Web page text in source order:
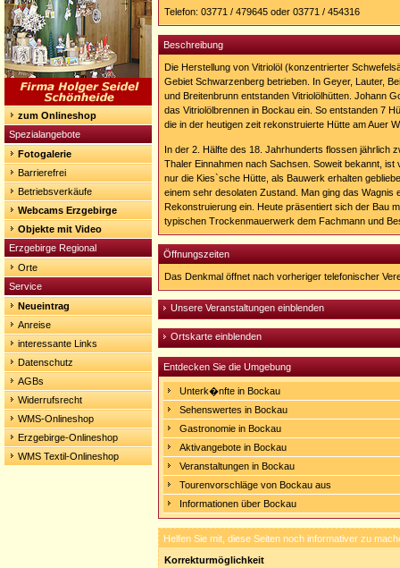
zum Onlineshop
Spezialangebote
Fotogalerie
Barrierefrei
Betriebsverkäufe
Webcams Erzgebirge
Objekte mit Video
Erzgebirge Regional
Orte
Service
Neueintrag
Anreise
interessante Links
Datenschutz
AGBs
Widerrufsrecht
WMS-Onlineshop
Erzgebirge-Onlineshop
WMS Textil-Onlineshop
http://www.bockau.de/index.php?
id=567
Telefon: 03771 / 479645 oder 03771 / 454316
Beschreibung
Die Herstellung von Vitriolöl (konzentrierter
Gebiet Schwarzenberg betrieben. In Geyer, Lauter,
und Breitenbrunn entstanden Vitriolölhütten. Johann
das Vitriolölbrennen in Bockau ein. So entstanden 7
die in der heutigen zeit rekonstruierte Hütte am Auer
In der 2. Hälfte des 18. Jahrhunderts flossen jährlich
Thaler Einnahmen nach Sachsen. Soweit bekannt, ist
nur die Kies`sche Hütte, als Bauwerk erhalten
einem sehr desolaten Zustand. Man ging das Wagnis
Rekonstruierung ein. Heute präsentiert sich der Bau
typischen Trockenmauerwerk dem Fachmann und
Öffnungszeiten
Das Denkmal öffnet nach vorheriger telefonischer
Unsere Veranstaltungen einblenden
Ortskarte einblenden
Entdecken Sie die Umgebung
Unterk�nfte in Bockau
Sehenswertes in Bockau
Gastronomie in Bockau
Aktivangebote in Bockau
Veranstaltungen in Bockau
Tourenvorschläge von Bockau aus
Informationen über Bockau
Helfen Sie mit, diese Seiten noch informativer zu
Korrekturmöglichkeit